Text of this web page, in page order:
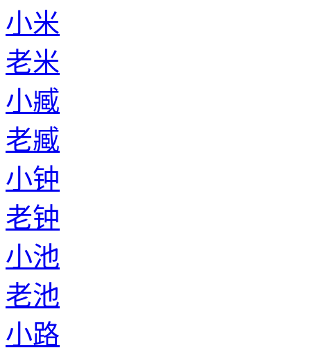
小米
老米
小臧
老臧
小钟
老钟
小池
老池
小路